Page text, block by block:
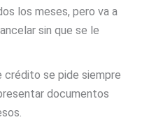
los meses, pero va a
sin que se le
crédito se pide siempre
documentos